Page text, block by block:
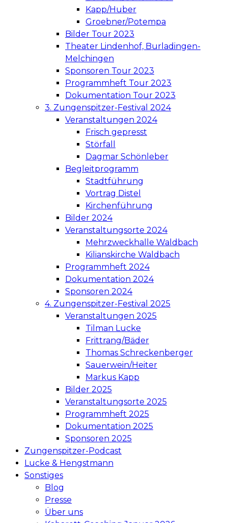
Kapp/Huber
Groebner/Potempa
Bilder Tour 2023
Theater Lindenhof, Burladingen-
Melchingen
Sponsoren Tour 2023
Programmheft Tour 2023
Dokumentation Tour 2023
3. Zungenspitzer-Festival 2024
Veranstaltungen 2024
Frisch gepresst
Störfall
Dagmar Schönleber
Begleitprogramm
Stadtführung
Vortrag Distel
Kirchenführung
Bilder 2024
Veranstaltungsorte 2024
Mehrzweckhalle Waldbach
Kilianskirche Waldbach
Programmheft 2024
Dokumentation 2024
Sponsoren 2024
4. Zungenspitzer-Festival 2025
Veranstaltungen 2025
Tilman Lucke
Frittrang/Bäder
Thomas Schreckenberger
Sauerwein/Heiter
Markus Kapp
Bilder 2025
Veranstaltungsorte 2025
Programmheft 2025
Dokumentation 2025
Sponsoren 2025
Zungenspitzer-Podcast
Lucke & Hengstmann
Sonstiges
Blog
Presse
Über uns